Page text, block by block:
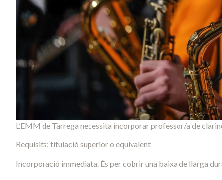
L’EMM de Tàrrega necessita incorporar professor/a de
Requisits: titulació superior o equivalent
Incorporació immediata. És per cobrir una baixa de llarga